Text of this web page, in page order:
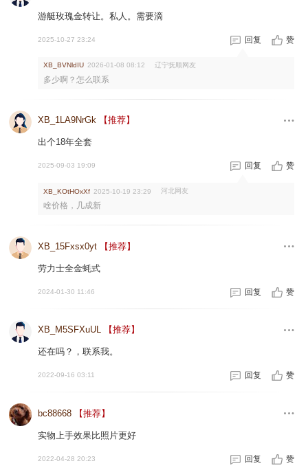
游艇玫瑰金转让。私人。需要滴
2025-10-27 23:24 回复 赞
XB_BVNldIU 2026-01-08 08:12 辽宁抚顺网友
多少啊？怎么联系
XB_1LA9NrGk 【推荐】
出个18年全套
2025-09-03 19:09 回复 赞
XB_KOtHOxXf 2025-10-19 23:29 河北网友
啥价格，几成新
XB_15Fxsx0yt 【推荐】
劳力士全金蚝式
2024-01-30 11:46 回复 赞
XB_M5SFXuUL 【推荐】
还在吗？，联系我。
2022-09-16 03:11 回复 赞
bc88668 【推荐】
实物上手效果比照片更好
2022-04-28 20:23 回复 赞